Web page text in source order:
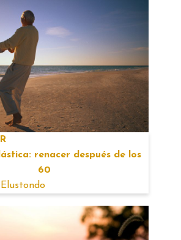
renacer después de los
60